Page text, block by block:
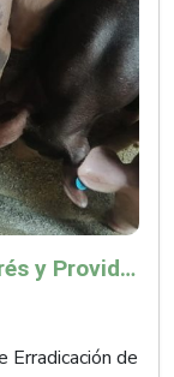
La OMSA reconoció a San Andrés y Providencia como zona libre de Peste Porcina Clásica (PPC)
Erradicación de